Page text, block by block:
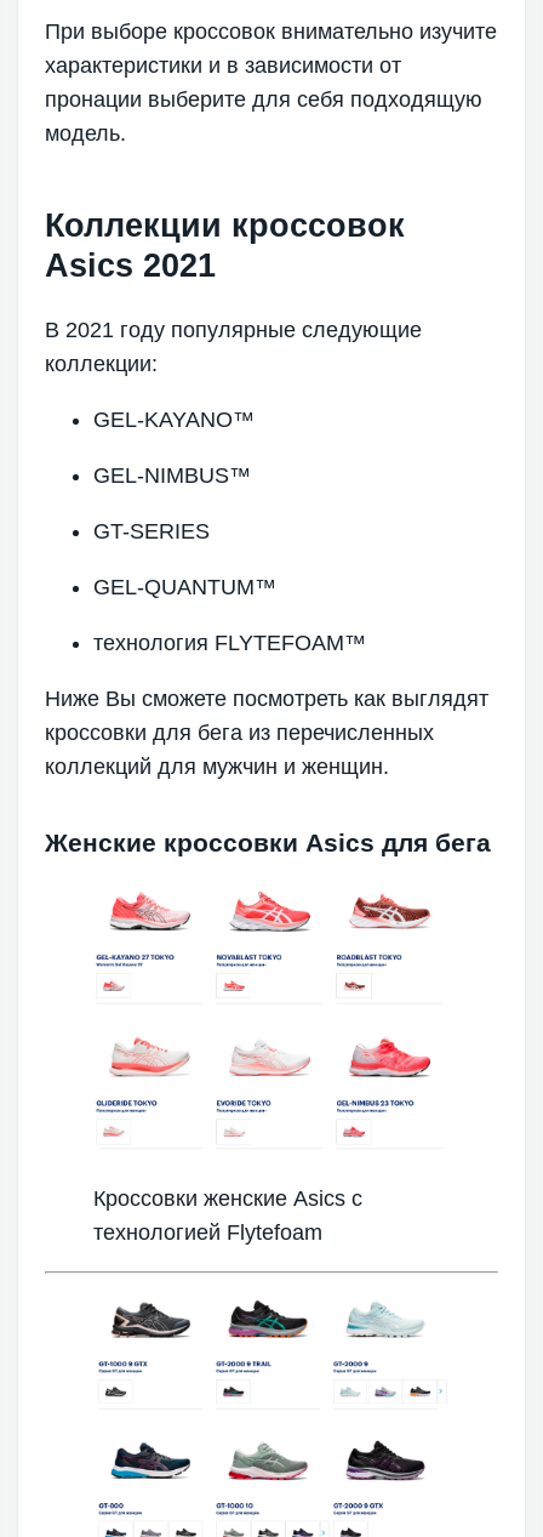
При выборе кроссовок внимательно изучите
характеристики и в зависимости от
пронации выберите для себя подходящую
модель.
Коллекции кроссовок
Asics 2021
В 2021 году популярные следующие
коллекции:
GEL-KAYANO™
GEL-NIMBUS™
GT-SERIES
GEL-QUANTUM™
технология FLYTEFOAM™
Ниже Вы сможете посмотреть как выглядят
кроссовки для бега из перечисленных
коллекций для мужчин и женщин.
Женские кроссовки Asics для бега
Кроссовки женские Asics с
технологией Flytefoam